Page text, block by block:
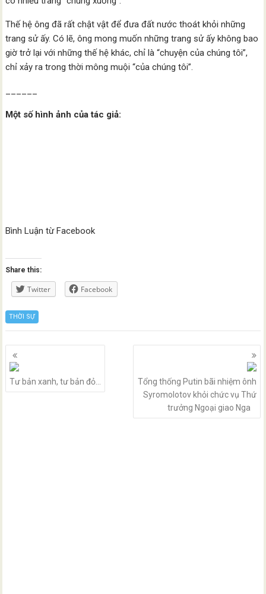
Thế hệ ông đã rất chật vật để đưa đất nước thoát khỏi những
trang sử ấy. Có lẽ, ông mong muốn những trang sử ấy không bao
giờ trở lại với những thế hệ khác, chỉ là “chuyện của chúng tôi”,
chỉ xảy ra trong thời mông muội “của chúng tôi”.
Một số hình ảnh của tác giả:
Bình Luận từ Facebook
Share this:
Twitter Facebook
THỜI SỰ
Posts
navigation
Tư bản xanh, tư bản đỏ…
Tổng thống Putin bãi nhiệm ônh
Syromolotov khỏi chức vụ Thứ
trưởng Ngoại giao Nga